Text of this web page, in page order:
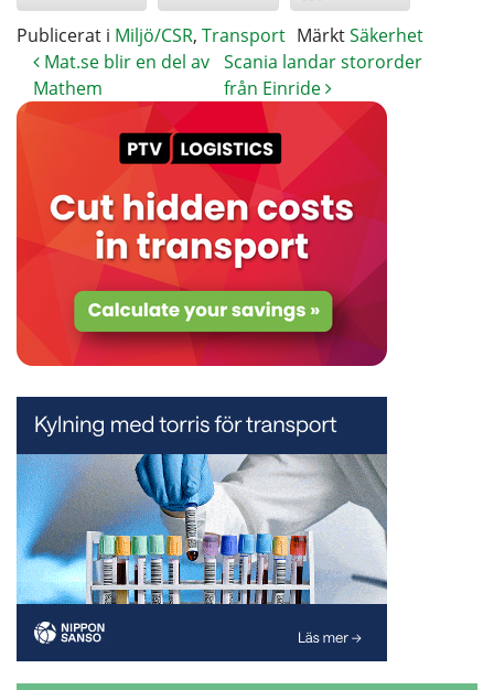
Publicerat i Miljö/CSR, Transport MärktSäkerhet
Mat.se blir en del av
Mathem
Scania landar stororder
från Einride